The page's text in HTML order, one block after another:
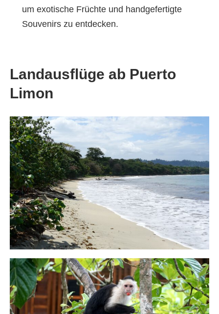
um exotische Früchte und handgefertigte
Souvenirs zu entdecken.
Landausflüge ab Puerto
Limon